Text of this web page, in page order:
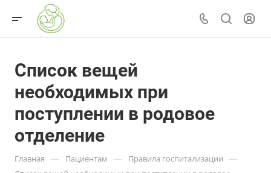
Список вещей
необходимых при
поступлении в родовое
отделение
Главная — Пациентам — Правила госпитализации —